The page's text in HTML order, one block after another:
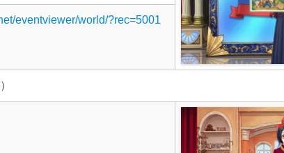
eventviewer/world/?rec=5001